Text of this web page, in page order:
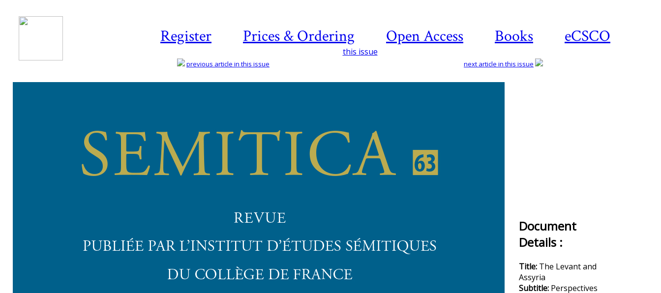
Register Prices & Ordering Open Access Books eCSCO
this issue
previous article in this issue next article in this issue
Document
Details :
Title: The Levant and
Assyria
Subtitle: Perspectives